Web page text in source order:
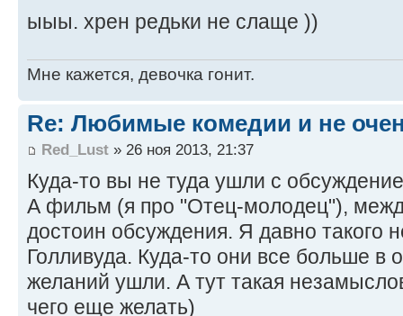
ыыы. хрен редьки не слаще ))
Мне кажется, девочка гонит.
Re: Любимые комедии и не
Red_Lust » 26 ноя 2013, 21:37
Куда-то вы не туда ушли с
А фильм (я про "Отец-молодец"),
достоин обсуждения. Я давно такого
Голливуда. Куда-то они все больше в
желаний ушли. А тут такая
чего еще желать)